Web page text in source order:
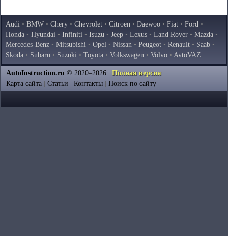
Audi • BMW • Chery • Chevrolet • Citroen • Daewoo • Fiat • Ford •
Honda • Hyundai • Infiniti • Isuzu • Jeep • Lexus • Land Rover • Mazda •
Mercedes-Benz • Mitsubishi • Opel • Nissan • Peugeot • Renault • Saab •
Skoda • Subaru • Suzuki • Toyota • Volkswagen • Volvo • AvtoVAZ
AutoInstruction.ru © 2020–2026
Полная версия
Карта сайта
Статьи Контакты Поиск по сайту